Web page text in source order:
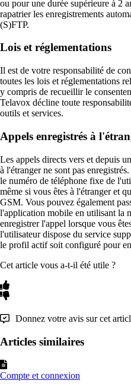
ou pour une durée supérieure à 2
rapatrier les enregistrements
(S)FTP.
Lois et réglementations
Il est de votre responsabilité de
toutes les lois et réglementations
y compris de recueillir le
Telavox décline toute
outils et services.
Appels enregistrés à
Les appels directs vers et depuis
à l'étranger ne sont pas
le numéro de téléphone fixe de
même si vous êtes à l'étranger et
GSM. Vous pouvez également
l'application mobile en utilisant la
enregistrer l'appel lorsque vous
l'utilisateur dispose du service
le profil actif soit configuré pour
Cet article vous a-t-il été utile ?
Donnez votre avis sur cet
Articles similaires
Compte et connexion